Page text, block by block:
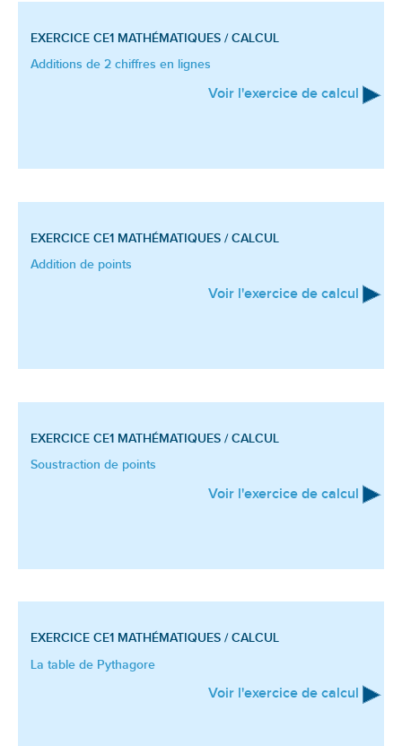
EXERCICE CE1 MATHÉMATIQUES / CALCUL
Additions de 2 chiffres en lignes
Voir l'exercice de calcul
EXERCICE CE1 MATHÉMATIQUES / CALCUL
Addition de points
Voir l'exercice de calcul
EXERCICE CE1 MATHÉMATIQUES / CALCUL
Soustraction de points
Voir l'exercice de calcul
EXERCICE CE1 MATHÉMATIQUES / CALCUL
La table de Pythagore
Voir l'exercice de calcul